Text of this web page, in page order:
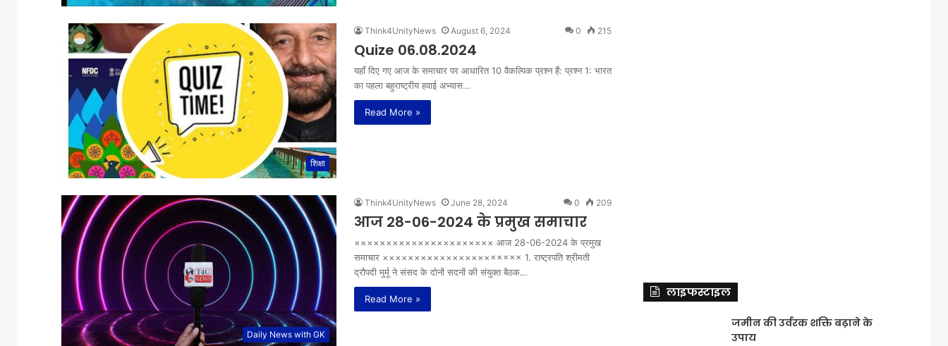
शिक्षा
Think4UnityNews August 6, 2024 0 215
Quize 06.08.2024
यहाँ दिए गए आज के समाचार पर आधारित 10 वैकल्पिक प्रश्न हैं: प्रश्न 1: भारत
का पहला बहुराष्ट्रीय हवाई अभ्यास…
Read More »
Daily News with GK
Think4UnityNews June 28, 2024 0 209
आज 28-06-2024 के प्रमुख समाचार
×××××××××××××××××××××× आज 28-06-2024 के प्रमुख
समाचार ×××××××××××××××××××××× 1. राष्ट्रपति श्रीमती
द्रौपदी मुर्मू ने संसद के दोनों सदनों की संयुक्त बैठक…
Read More » लाइफस्टाइल
जमीन की उर्वरक शक्ति बढ़ाने के
उपाय